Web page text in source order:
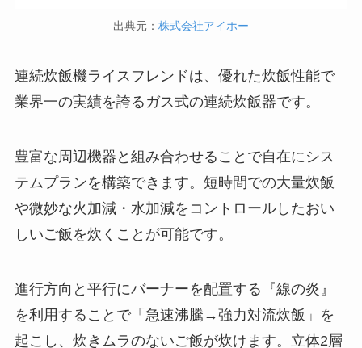
出典元： 株式会社アイホー
連続炊飯機ライスフレンドは、優れた炊飯性能で
業界一の実績を誇るガス式の連続炊飯器です。
豊富な周辺機器と組み合わせることで自在にシス
テムプランを構築できます。短時間での大量炊飯
や微妙な火加減・水加減をコントロールしたおい
しいご飯を炊くことが可能です。
進行方向と平行にバーナーを配置する『線の炎』
を利用することで「急速沸騰→強力対流炊飯」を
起こし、炊きムラのないご飯が炊けます。立体2層